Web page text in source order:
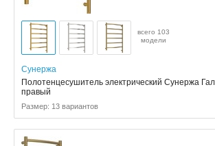
всего 103
модели
Сунержа
Полотенцесушитель электрический Сунержа
правый
Размер: 13 вариантов